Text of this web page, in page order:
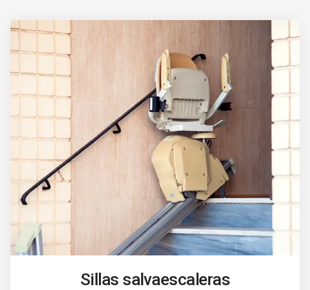
Sillas salvaescaleras